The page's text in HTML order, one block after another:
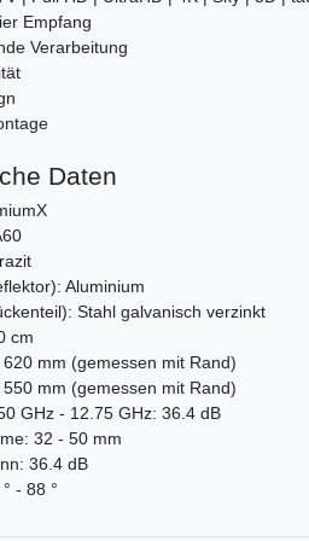
Empfang
Verarbeitung
Daten
Aluminium
Stahl galvanisch verzinkt
cm
mm (gemessen mit Rand)
mm (gemessen mit Rand)
GHz - 12.75 GHz: 36.4 dB
32 - 50 mm
36.4 dB
- 88 °